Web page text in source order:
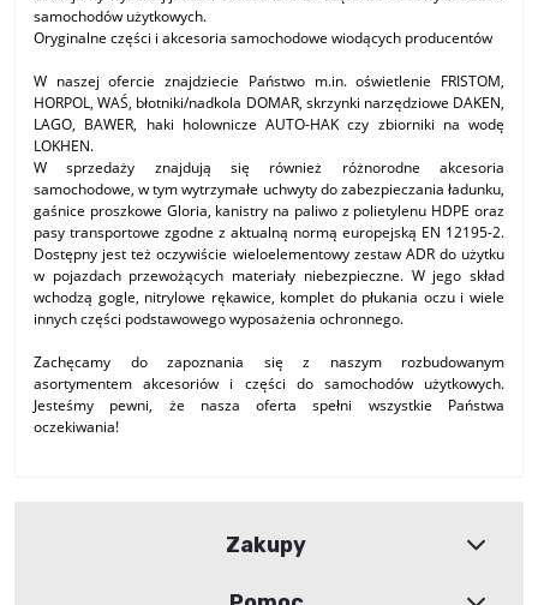
samochodów użytkowych.
Oryginalne części i akcesoria samochodowe wiodących producentów
W naszej ofercie znajdziecie Państwo m.in. oświetlenie FRISTOM,
HORPOL, WAŚ, błotniki/nadkola DOMAR, skrzynki narzędziowe DAKEN,
LAGO, BAWER, haki holownicze AUTO-HAK czy zbiorniki na wodę
LOKHEN.
W sprzedaży znajdują się również różnorodne akcesoria
samochodowe, w tym wytrzymałe uchwyty do zabezpieczania ładunku,
gaśnice proszkowe Gloria, kanistry na paliwo z polietylenu HDPE oraz
pasy transportowe zgodne z aktualną normą europejską EN 12195-2.
Dostępny jest też oczywiście wieloelementowy zestaw ADR do użytku
w pojazdach przewożących materiały niebezpieczne. W jego skład
wchodzą gogle, nitrylowe rękawice, komplet do płukania oczu i wiele
innych części podstawowego wyposażenia ochronnego.
Zachęcamy do zapoznania się z naszym rozbudowanym
asortymentem akcesoriów i części do samochodów użytkowych.
Jesteśmy pewni, że nasza oferta spełni wszystkie Państwa
oczekiwania!
Zakupy